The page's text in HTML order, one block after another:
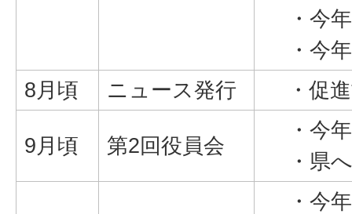
・今年
・今年
8月頃
ニュース発行 ・促進
9月頃 第2回役員会
・今年
・県へ
・今年